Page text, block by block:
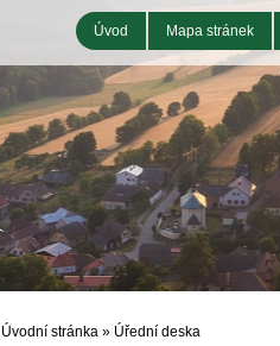
Úvod Mapa stránek
Úvodní stránka » Úřední deska